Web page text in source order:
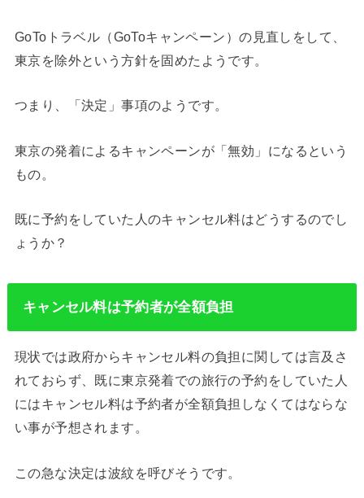
GoToトラベル（GoToキャンペーン）の見直しをして、
東京を除外という方針を固めたようです。
つまり、「決定」事項のようです。
東京の発着によるキャンペーンが「無効」になるという
もの。
既に予約をしていた人のキャンセル料はどうするのでし
ょうか？
キャンセル料は予約者が全額負担
現状では政府からキャンセル料の負担に関しては言及さ
れておらず、既に東京発着での旅行の予約をしていた人
にはキャンセル料は予約者が全額負担しなくてはならな
い事が予想されます。
この急な決定は波紋を呼びそうです。